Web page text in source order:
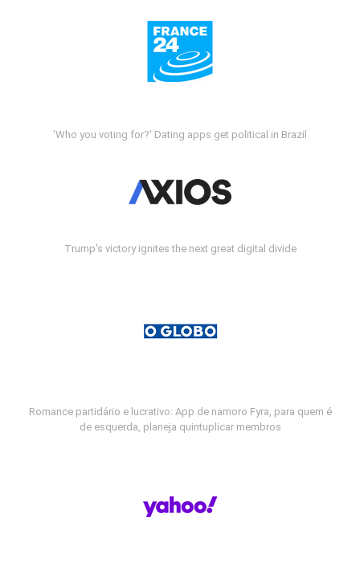
'Who you voting for?' Dating apps get political in Brazil
Trump's victory ignites the next great digital divide
Romance partidário e lucrativo: App de namoro Fyra, para quem é
de esquerda, planeja quintuplicar membros